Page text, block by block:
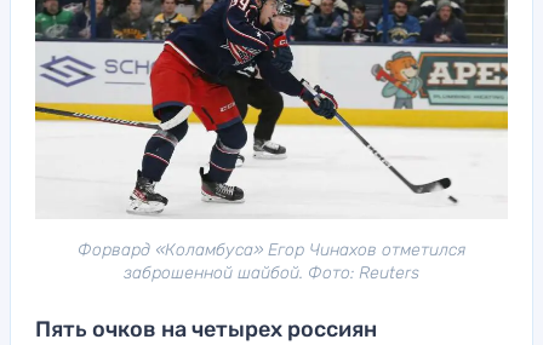
Форвард «Коламбуса» Егор Чинахов отметился
заброшенной шайбой. Фото: Reuters
Пять очков на четырех россиян